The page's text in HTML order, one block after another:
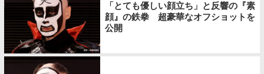
「とても優しい顔立ち」と反響の『素
顔』の鉄拳 超豪華なオフショットを
公開